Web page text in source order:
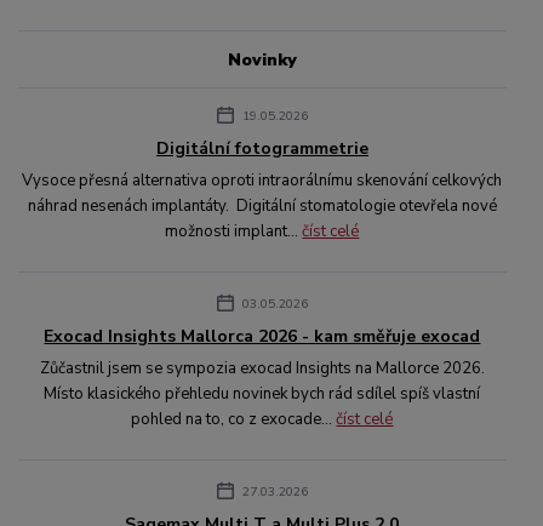
Novinky
19.05.2026
Digitální fotogrammetrie
Vysoce přesná alternativa oproti intraorálnímu skenování celkových
náhrad nesenách implantáty. Digitální stomatologie otevřela nové
možnosti implant...číst celé
03.05.2026
Exocad Insights Mallorca 2026 - kam směřuje exocad
Zůčastnil jsem se sympozia exocad Insights na Mallorce 2026.
Místo klasického přehledu novinek bych rád sdílel spíš vlastní
pohled na to, co z exocade...číst celé
27.03.2026